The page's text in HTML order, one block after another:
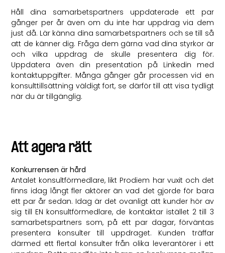
Håll dina samarbetspartners uppdaterade ett par
gånger per år även om du inte har uppdrag via dem
just då. Lär känna dina samarbetspartners och se till så
att de känner dig. Fråga dem gärna vad dina styrkor är
och vilka uppdrag de skulle presentera dig för.
Uppdatera även din presentation på Linkedin med
kontaktuppgifter. Många gånger går processen vid en
konsulttillsättning väldigt fort, se därför till att visa tydligt
när du är tillgänglig.
Att agera rätt
Konkurrensen är hård
Antalet konsultförmedlare, likt Prodiem har vuxit och det
finns idag långt fler aktörer än vad det gjorde för bara
ett par år sedan. Idag är det ovanligt att kunder hör av
sig till EN konsultförmedlare, de kontaktar istället 2 till 3
samarbetspartners som, på ett par dagar, förväntas
presentera konsulter till uppdraget. Kunden träffar
därmed ett flertal konsulter från olika leverantörer i ett